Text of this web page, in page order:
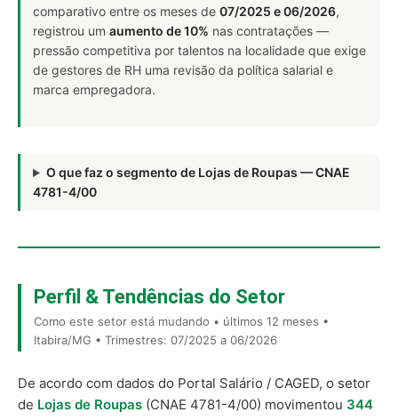
comparativo entre os meses de 07/2025 e 06/2026,
registrou um aumento de 10% nas contratações —
pressão competitiva por talentos na localidade que exige
de gestores de RH uma revisão da política salarial e
marca empregadora.
O que faz o segmento de Lojas de Roupas — CNAE
4781-4/00
Perfil & Tendências do Setor
Como este setor está mudando • últimos 12 meses •
Itabira/MG • Trimestres: 07/2025 a 06/2026
De acordo com dados do Portal Salário / CAGED, o setor
de Lojas de Roupas (CNAE 4781-4/00) movimentou 344